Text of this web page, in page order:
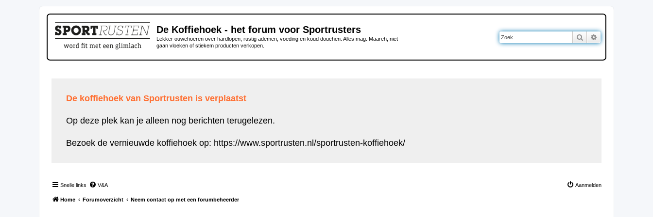
De Koffiehoek - het forum voor Sportrusters
Lekker ouwehoeren over hardlopen, rustig ademen, voeding en koud douchen. Alles mag. Maareh, niet
gaan vloeken of stiekem producten verkopen.
Zoek
De koffiehoek van Sportrusten is verplaatst
Op deze plek kan je alleen nog berichten terugelezen.
Bezoek de vernieuwde koffiehoek op: https://www.sportrusten.nl/sportrusten-koffiehoek/
Snelle links V&A Aanmelden
Home Forumoverzicht Neem contact op met een forumbeheerder